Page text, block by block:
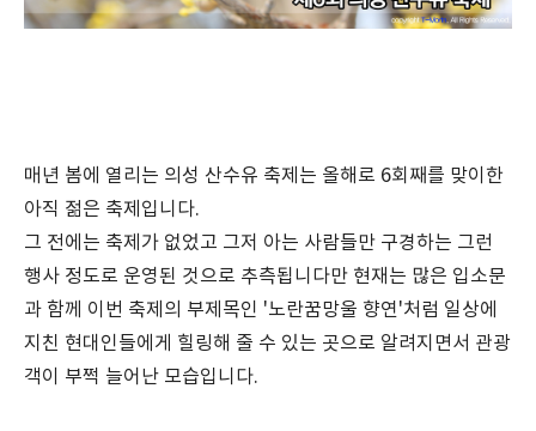
매년 봄에 열리는 의성 산수유 축제는 올해로 6회째를 맞이한
아직 젊은 축제입니다.
그 전에는 축제가 없었고 그저 아는 사람들만 구경하는 그런
행사 정도로 운영된 것으로 추측됩니다만 현재는 많은 입소문
과 함께 이번 축제의 부제목인 '노란꿈망울 향연'처럼 일상에
지친 현대인들에게 힐링해 줄 수 있는 곳으로 알려지면서 관광
객이 부쩍 늘어난 모습입니다.